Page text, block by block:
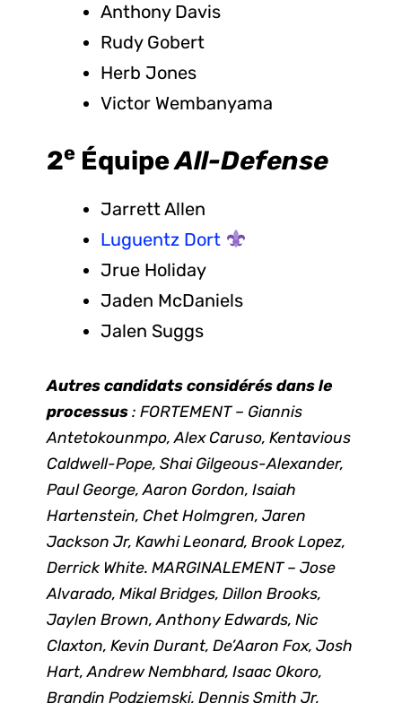
Anthony Davis
Rudy Gobert
Herb Jones
Victor Wembanyama
2e ÉquipeAll-Defense
Jarrett Allen
Luguentz Dort
Jrue Holiday
Jaden McDaniels
Jalen Suggs
Autres candidats considérés dans le
processus : FORTEMENT – Giannis
Antetokounmpo, Alex Caruso, Kentavious
Caldwell-Pope, Shai Gilgeous-Alexander,
Paul George, Aaron Gordon, Isaiah
Hartenstein, Chet Holmgren, Jaren
Jackson Jr, Kawhi Leonard, Brook Lopez,
Derrick White. MARGINALEMENT – Jose
Alvarado, Mikal Bridges, Dillon Brooks,
Jaylen Brown, Anthony Edwards, Nic
Claxton, Kevin Durant, De’Aaron Fox, Josh
Hart, Andrew Nembhard, Isaac Okoro,
Brandin Podziemski, Dennis Smith Jr,